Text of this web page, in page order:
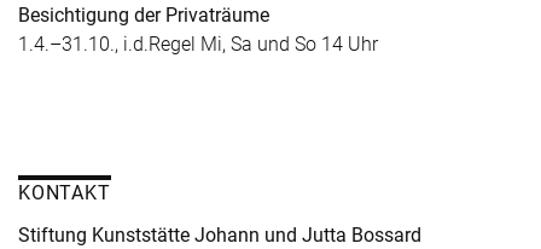
Besichtigung der Privaträume
1.4.–31.10., i.d.Regel Mi, Sa und So 14 Uhr
KONTAKT
Stiftung Kunststätte Johann und Jutta Bossard